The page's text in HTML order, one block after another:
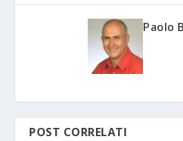
Paolo
POST CORRELATI